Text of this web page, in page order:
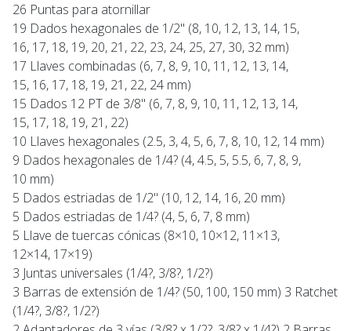
26 Puntas para atornillar
19 Dados hexagonales de 1/2" (8, 10, 12, 13, 14, 15,
16, 17, 18, 19, 20, 21, 22, 23, 24, 25, 27, 30, 32 mm)
17 Llaves combinadas (6, 7, 8, 9, 10, 11, 12, 13, 14,
15, 16, 17, 18, 19, 21, 22, 24 mm)
15 Dados 12 PT de 3/8" (6, 7, 8, 9, 10, 11, 12, 13, 14,
15, 17, 18, 19, 21, 22)
10 Llaves hexagonales (2.5, 3, 4, 5, 6, 7, 8, 10, 12, 14 mm)
9 Dados hexagonales de 1/4? (4, 4.5, 5, 5.5, 6, 7, 8, 9,
10 mm)
5 Dados estriadas de 1/2" (10, 12, 14, 16, 20 mm)
5 Dados estriadas de 1/4? (4, 5, 6, 7, 8 mm)
5 Llave de tuercas cónicas (8×10, 10×12, 11×13,
12×14, 17×19)
3 Juntas universales (1/4?, 3/8?, 1/2?)
3 Barras de extensión de 1/4? (50, 100, 150 mm) 3 Ratchet
(1/4?, 3/8?, 1/2?)